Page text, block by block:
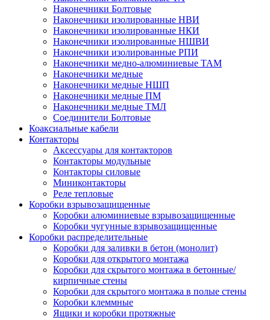
Наконечники Болтовые
Наконечники изолированные НВИ
Наконечники изолированные НКИ
Наконечники изолированные НШВИ
Наконечники изолированные РПИ
Наконечники медно-алюминиевые ТАМ
Наконечники медные
Наконечники медные НШП
Наконечники медные ПМ
Наконечники медные ТМЛ
Соединители Болтовые
Коаксиальные кабели
Контакторы
Аксессуары для контакторов
Контакторы модульные
Контакторы силовые
Миниконтакторы
Реле тепловые
Коробки взрывозащищенные
Коробки алюминиевые взрывозащищенные
Коробки чугунные взрывозащищенные
Коробки распределительные
Коробки для заливки в бетон (монолит)
Коробки для открытого монтажа
Коробки для скрытого монтажа в бетонные/
кирпичные стены
Коробки для скрытого монтажа в полые стены
Коробки клеммные
Ящики и коробки протяжные